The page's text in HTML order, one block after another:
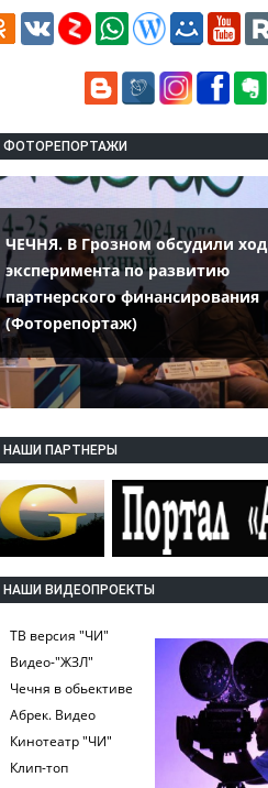
ФОТОРЕПОРТАЖИ
ЧЕЧНЯ. В Грозном обсудили ход
эксперимента по развитию
партнерского финансирования
(Фоторепортаж)
НАШИ ПАРТНЕРЫ
НАШИ ВИДЕОПРОЕКТЫ
ТВ версия "ЧИ"
Видео-"ЖЗЛ"
Чечня в обьективе
Абрек. Видео
Кинотеатр "ЧИ"
Клип-топ